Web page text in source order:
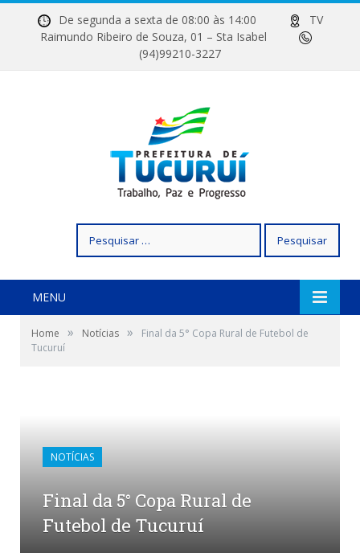
De segunda a sexta de 08:00 às 14:00
TV
Raimundo Ribeiro de Souza, 01 – Sta Isabel
(94)99210-3227
por:
MENU
Home » Notícias »
Final da 5° Copa Rural de Futebol de
Tucuruí
NOTÍCIAS
Final da 5° Copa Rural de
Futebol de Tucuruí